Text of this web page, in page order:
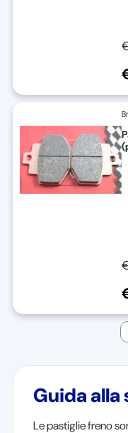
Guida alla
Le pastiglie freno